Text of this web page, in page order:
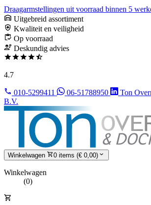
Draagarmstellingen uit voorraad binnen 5
Uitgebreid assortiment
Kwaliteit en veiligheid
Op voorraad
Deskundig advies
4.7
010-5299411 06-51788950
Ton
B.V.
Winkelwagen 0 items (€ 0,00)
Winkelwagen
(0)